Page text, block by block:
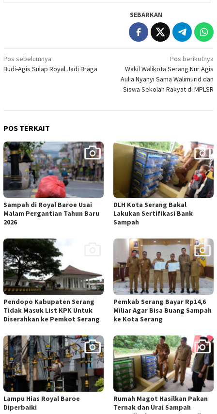
SEBARKAN
Navigasi
pos
Pos sebelumnya
Budi-Agis Sulap Royal Jadi Braga
Pos berikutnya
Wakil Walikota Serang Nur Agis
Aulia Nyanyi Sama Walimurid dan
Siswa Sekolah Rakyat di MPLSR
POS TERKAIT
Sampah di Royal Baroe Usai
Malam Pergantian Tahun Baru
2026
DLH Kota Serang Bakal
Lakukan Sertifikasi Bank
Sampah
Pendopo Kabupaten Serang
Tidak Masuk List KPK Untuk
Diserahkan ke Pemkot Serang
Pemkab Serang Bayar Rp14,6
Miliar Agar Bisa Buang Sampah
ke Kota Serang
Lampu Hias Royal Baroe
Diperbaiki
Rumah Magot Hasilkan Pakan
Ternak dan Urai Sampah